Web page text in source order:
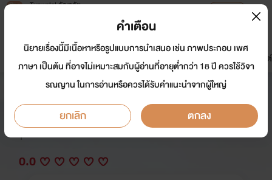
Tunwalai ธัญวลัย
หน้าแรก นิยาย อีบุ๊ก การ์ตูน
มาใหม่
ดรีมแชท ธัญลิสต์
รักวุ่นวายของชายผู้น่ารัก
นักเขียน: ชิชญาสุ์ อินทร์ไทร
Y
0.0
คำเตือน
นิยายเรื่องนี้มีเนื้อหาหรือรูปแบบการนำเสนอ เช่น ภาพประกอบ เพศ
ภาษา เป็นต้น ที่อาจไม่เหมาะสมกับผู้อ่านที่อายุต่ำกว่า 18 ปี ควรใช้วิจา
รณญาน ในการอ่านหรือควรได้รับคำแนะนำจากผู้ใหญ่
ยกเลิก ตกลง